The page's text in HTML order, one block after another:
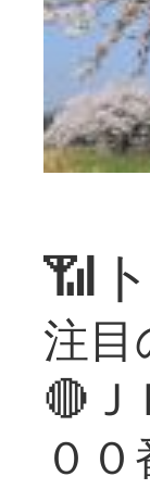
📶
注目
🔴
０